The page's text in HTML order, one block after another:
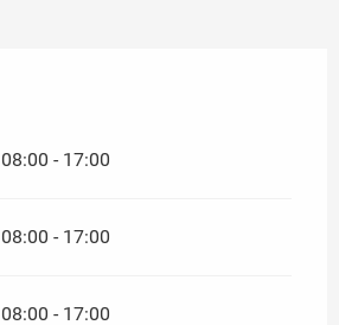
08:00 - 17:00
08:00 - 17:00
08:00 - 17:00